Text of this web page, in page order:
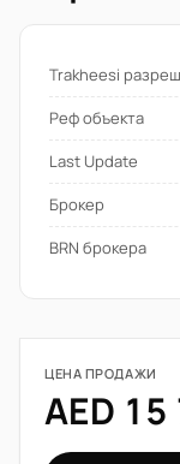
Trakheesi
Реф объекта
Last Update
Брокер
BRN брокера
ЦЕНА ПРОДАЖИ
AED